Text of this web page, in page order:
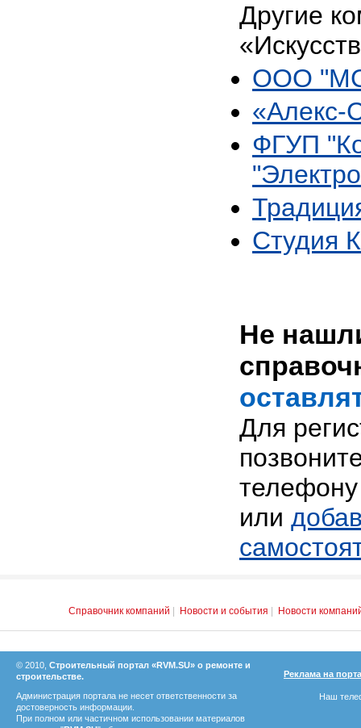
Другие
ООО
«Алекс-
ФГУП
Студия
Не
Для
или
Справочник компаний Новости и события Новости
© 2010, Строительный портал «RVM.SU» о ремонте и
строительстве.
Администрация портала не несет ответственности за
достоверность информации.
При полном или частичном использовании материалов
Реклама на
Наш